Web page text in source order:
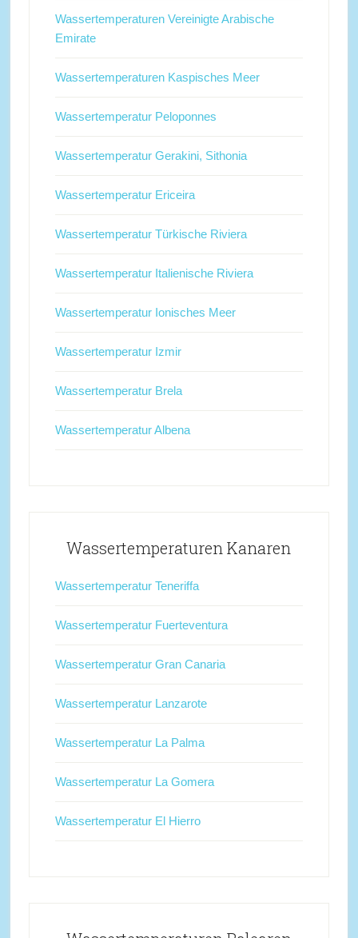
Wassertemperaturen Vereinigte Arabische
Emirate
Wassertemperaturen Kaspisches Meer
Wassertemperatur Peloponnes
Wassertemperatur Gerakini, Sithonia
Wassertemperatur Ericeira
Wassertemperatur Türkische Riviera
Wassertemperatur Italienische Riviera
Wassertemperatur Ionisches Meer
Wassertemperatur Izmir
Wassertemperatur Brela
Wassertemperatur Albena
Wassertemperaturen Kanaren
Wassertemperatur Teneriffa
Wassertemperatur Fuerteventura
Wassertemperatur Gran Canaria
Wassertemperatur Lanzarote
Wassertemperatur La Palma
Wassertemperatur La Gomera
Wassertemperatur El Hierro